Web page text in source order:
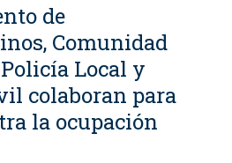
de
Comunidad
Local y
colaboran para
la ocupación